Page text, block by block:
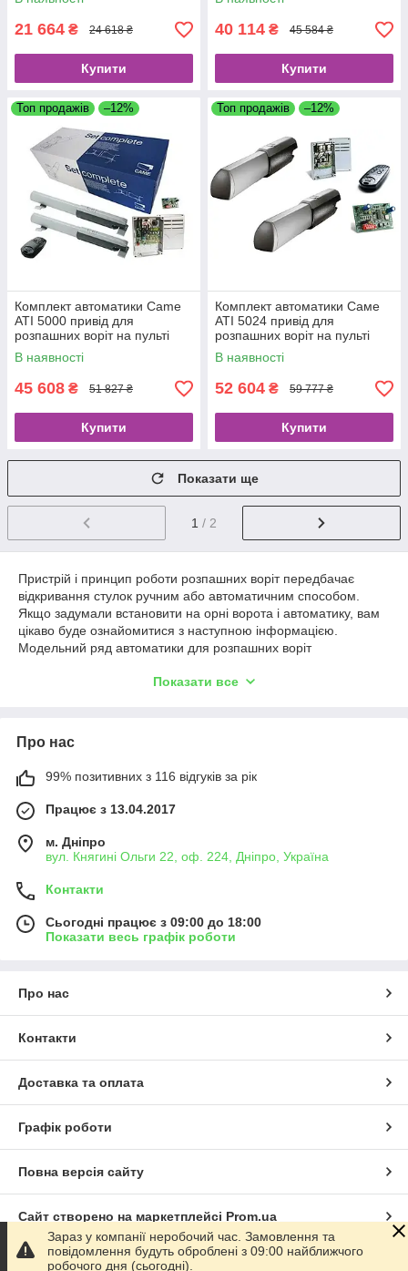
21 664 ₴ 24 618 ₴
Купити
40 114 ₴ 45 584 ₴
Купити
Топ продажів –12%
Комплект автоматики Came
ATI 5000 привід для
розпашних воріт на пульті
управління стулка до 5 м
В наявності
45 608 ₴ 51 827 ₴
Купити
Топ продажів –12%
Комплект автоматики Саме
ATI 5024 привід для
розпашних воріт на пульті
управління стулка до 5 м
В наявності
52 604 ₴ 59 777 ₴
Купити
Показати ще
1 / 2
Пристрій і принцип роботи розпашних воріт передбачає
відкривання стулок ручним або автоматичним способом.
Якщо задумали встановити на орні ворота і автоматику, вам
цікаво буде ознайомитися з наступною інформацією.
Модельний ряд автоматики для розпашних воріт
Moters, FAAC, Genius та трьома типами приводів: лінійний,
замовити вироби з Китаю, але від правильності проектування
виробів, підбору комплектації і надійності вузлів залежить
термін служби конструкції.
Типи автоматики для розпашних воріт
Лінійні приводи
найпоширеніший тип двигунів
для розпашних воріт.
Електроприводи являють собою
довгасті механізми, укладені в
окремо. Ці агрегати
приваблюють своєю невисокою
обслуговуванні і надійною
роботою.
Важільні електроприводи
закриває стулки за допомогою
спеціального важільного
механізму (приблизно як у
воротах - іншим встановлений
на вал приводу. Блок управління
у цих електроприводів виносної
Показати все
Про нас
99% позитивних з 116 відгуків за рік
Працює з 13.04.2017
м. Дніпро
вул. Княгині Ольги 22, оф. 224, Дніпро, Україна
Контакти
Сьогодні працює з 09:00 до 18:00
Показати весь графік роботи
Про нас
Контакти
Доставка та оплата
Графік роботи
Повна версія сайту
Сайт створено на маркетплейсі Prom.ua
Політика конфіденційності
Зараз у компанії неробочий час. Замовлення та
повідомлення будуть оброблені з 09:00 найближчого
робочого дня (сьогодні).